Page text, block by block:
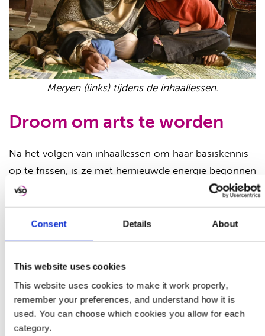
Consent Details About
This website uses cookies
This website uses cookies to make it work properly,
remember your preferences, and understand how it is
used. You can choose which cookies you allow for each
category.
Meryen (links) tijdens de inhaallessen.
Droom om arts te worden
Na het volgen van inhaallessen om haar basiskennis
op te frissen, is ze met hernieuwde energie begonnen
aan haar reguliere opleiding. “Al van jongs af aan
droomde ik ervan om te studeren en arts te worden,
zodat ik mensen kan helpen en iets waardevols kan
betekenen voor mijn familie,” vertelt ze.
Help mee zodat andere
kinderen ook naar school
kunnen